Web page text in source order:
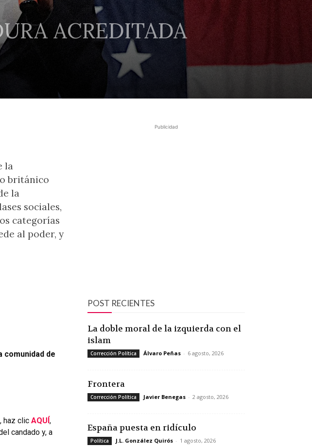
ACREDITADA
la
británico
la
sociales,
categorías
al poder, y
comunidad de
, haz clic AQUÍ,
candado y, a
Publicidad
POST RECIENTES
La doble moral de la izquierda con el
islam
Corrección Política Álvaro Peñas - 6 agosto, 2026
Frontera
Corrección Política Javier Benegas - 2 agosto, 2026
España puesta en ridículo
Política J.L. González Quirós - 1 agosto, 2026